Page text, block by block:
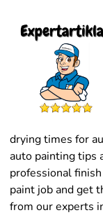
drying times for
auto painting tips
professional
paint job and get
from our experts